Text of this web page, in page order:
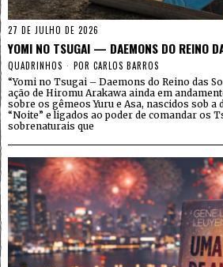
27 DE JULHO DE 2026
YOMI NO TSUGAI — DAEMONS DO REINO
QUADRINHOS POR CARLOS BARROS
“Yomi no Tsugai – Daemons do Reino das
ação de Hiromu Arakawa ainda em
sobre os gêmeos Yuru e Asa, nascidos sob a
“Noite” e ligados ao poder de comandar os
sobrenaturais que